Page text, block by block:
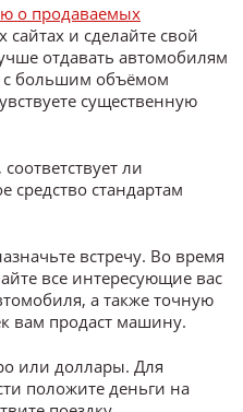
о продаваемых
сайтах и сделайте свой
отдавать автомобилям
с большим объёмом
существенную
ли
средство стандартам
встречу. Во время
все интересующие вас
а также точную
вам продаст машину.
или доллары. Для
положите деньги на